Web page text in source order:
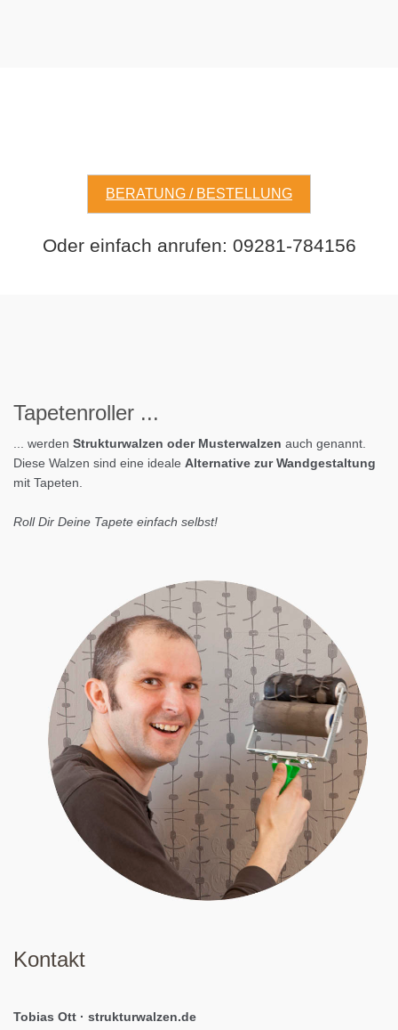
BERATUNG / BESTELLUNG
Oder einfach anrufen: 09281-784156
Tapetenroller ...
... werden Strukturwalzen oder Musterwalzen auch genannt.
Diese Walzen sind eine ideale Alternative zur Wandgestaltung
mit Tapeten.
Roll Dir Deine Tapete einfach selbst!
Kontakt
Tobias Ott · strukturwalzen.de